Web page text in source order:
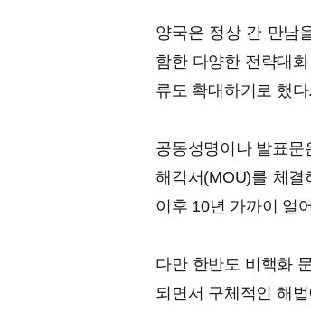
양국은 정상 간 만남
함한 다양한 전략대
류도 확대하기로 했다.
공동성명이나 발표
해각서(MOU)를 체
이후 10년 가까이 얼
다만 한반도 비핵화
되면서 구체적인 해